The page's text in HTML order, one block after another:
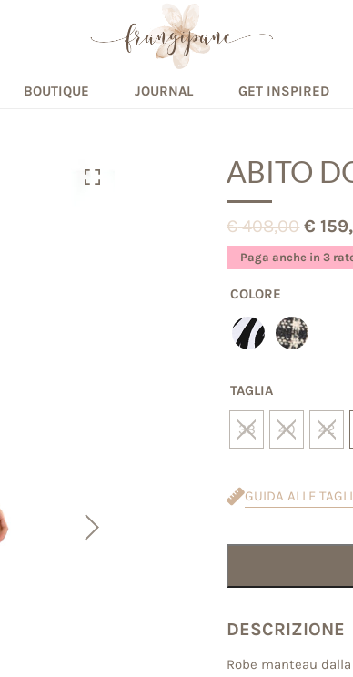
BOUTIQUE JOURNAL GET INSPIRED
ABITO
€408,00 €
Paga anche in 3
COLORE
TAGLIA
38 40 42
GUIDA ALLE
DESCRIZIONE
Robe manteau